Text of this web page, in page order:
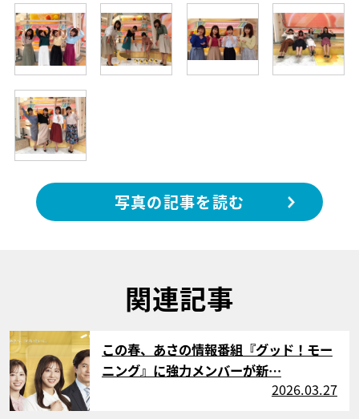
写真の記事を読む
関連記事
サムネイル
この春、あさの情報番組『グッド！モー
ニング』に強力メンバーが新…
2026.03.27